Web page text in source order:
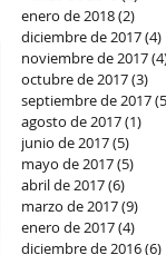
enero de 2018(2)
diciembre de 2017(4)
noviembre de 2017
octubre de 2017(3)
septiembre de 2017
agosto de 2017(1)
junio de 2017(5)
mayo de 2017(5)
abril de 2017(6)
marzo de 2017(9)
enero de 2017(4)
diciembre de 2016(6)